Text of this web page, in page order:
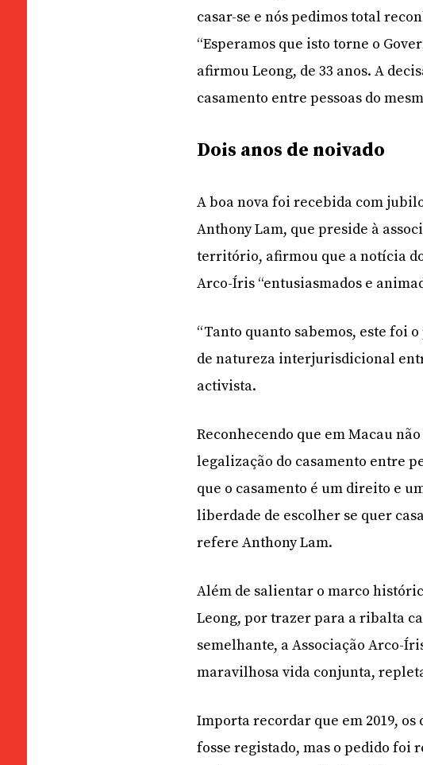
casar-se e nós pedimos total
“Esperamos que isto torne o
afirmou Leong, de 33 anos. A
casamento entre pessoas do
Dois anos de noivado
A boa nova foi recebida com
Anthony Lam, que preside à
território, afirmou que a notícia
Arco-Íris “entusiasmados e
“Tanto quanto sabemos, este foi
de natureza interjurisdicional
activista.
Reconhecendo que em Macau
legalização do casamento entre
que o casamento é um direito e
liberdade de escolher se quer
refere Anthony Lam.
Além de salientar o marco
Leong, por trazer para a ribalta
semelhante, a Associação Arco-
maravilhosa vida conjunta,
Importa recordar que em 2019,
fosse registado, mas o pedido foi